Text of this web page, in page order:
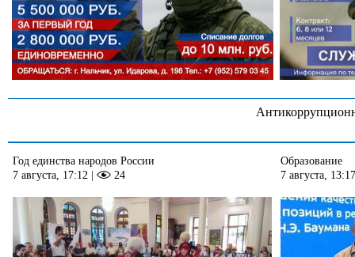
Год единства народов России
7 августа, 17:12 | 24
Образование
7 августа, 13:17